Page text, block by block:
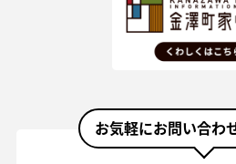
お気軽にお問い合わ